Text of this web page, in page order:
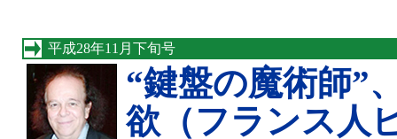
平成28年11月下旬号
“鍵盤の魔術師”
欲（フランス